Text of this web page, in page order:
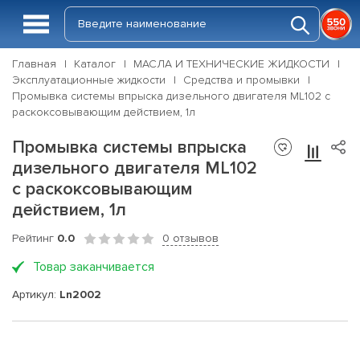
Главная Каталог
МАСЛА И ТЕХНИЧЕСКИЕ ЖИДКОСТИ
Эксплуатационные жидкости
Средства и промывки
Промывка системы впрыска дизельного двигателя ML102 с
раскоксовывающим действием, 1л
Промывка системы впрыска
дизельного двигателя ML102
с раскоксовывающим
действием, 1л
Рейтинг 0.0 0 отзывов
Товар заканчивается
Артикул: Ln2002